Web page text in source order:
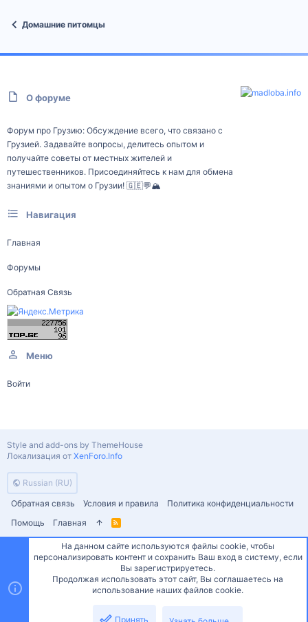
Домашние питомцы
О форуме
Форум про Грузию: Обсуждение всего, что связано с
Грузией. Задавайте вопросы, делитесь опытом и
получайте советы от местных жителей и
путешественников. Присоединяйтесь к нам для обмена
знаниями и опытом о Грузии! 🇬🇪💬🏔️
Навигация
Главная
Форумы
Обратная Связь
Меню
Войти
Russian (RU)
Обратная связь
Условия и правила
Политика конфиденциальности
Помощь
Главная
R
S
Style and add-ons by ThemeHouse
Локализация от XenForo.Info
СверхуСнизу
На данном сайте используются файлы cookie, чтобы
персонализировать контент и сохранить Ваш вход в систему, если
Вы зарегистрируетесь.
Продолжая использовать этот сайт, Вы соглашаетесь на
использование наших файлов cookie.
Принять